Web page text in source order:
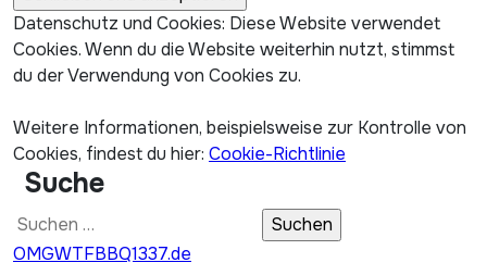
Datenschutz und Cookies: Diese Website verwendet
Cookies. Wenn du die Website weiterhin nutzt, stimmst
du der Verwendung von Cookies zu.
Weitere Informationen, beispielsweise zur Kontrolle von
Cookies, findest du hier: Cookie-Richtlinie
Suche
Suchen
nach:
OMGWTFBBQ1337.de